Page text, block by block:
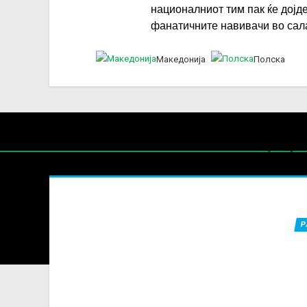
националниот тим пак ќе
фанатичните навивачи во
Македонија Полска
СП
За секоја форма на распространување,